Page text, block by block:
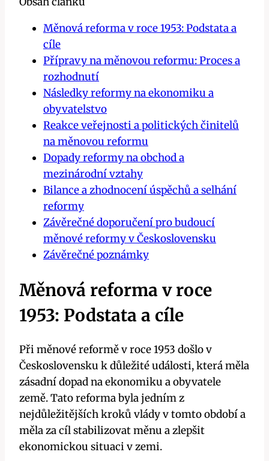
Měnová reforma v roce 1953: Podstata a
cíle
Přípravy na měnovou reformu: Proces a
rozhodnutí
Následky reformy na ekonomiku a
obyvatelstvo
Reakce veřejnosti a politických činitelů
na měnovou reformu
Dopady reformy na obchod a
mezinárodní vztahy
Bilance a zhodnocení úspěchů a selhání
reformy
Závěrečné doporučení pro budoucí
měnové reformy v Československu
Závěrečné poznámky
Měnová reforma v roce
1953: Podstata a cíle
Při měnové reformě v roce 1953 došlo v
Československu k důležité události, která měla
zásadní dopad na ekonomiku a obyvatele
země. Tato reforma byla jedním z
nejdůležitějších kroků vlády v tomto období a
měla za cíl stabilizovat měnu a zlepšit
ekonomickou situaci v zemi.